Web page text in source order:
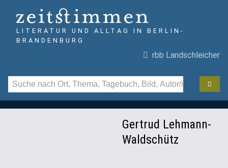
LITERATUR UND ALLTAG IN BERLIN-
BRANDENBURG
rbb Landschleicher
Gertrud Lehmann-
Waldschütz